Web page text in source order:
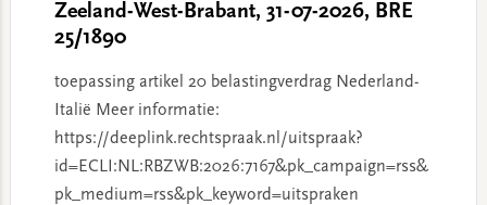
Zeeland-West-Brabant, 31-07-2026, BRE
25/1890
toepassing artikel 20 belastingverdrag Nederland-
Italië Meer informatie:
https://deeplink.rechtspraak.nl/uitspraak?
id=ECLI:NL:RBZWB:2026:7167&pk_campaign=rss&
pk_medium=rss&pk_keyword=uitspraken